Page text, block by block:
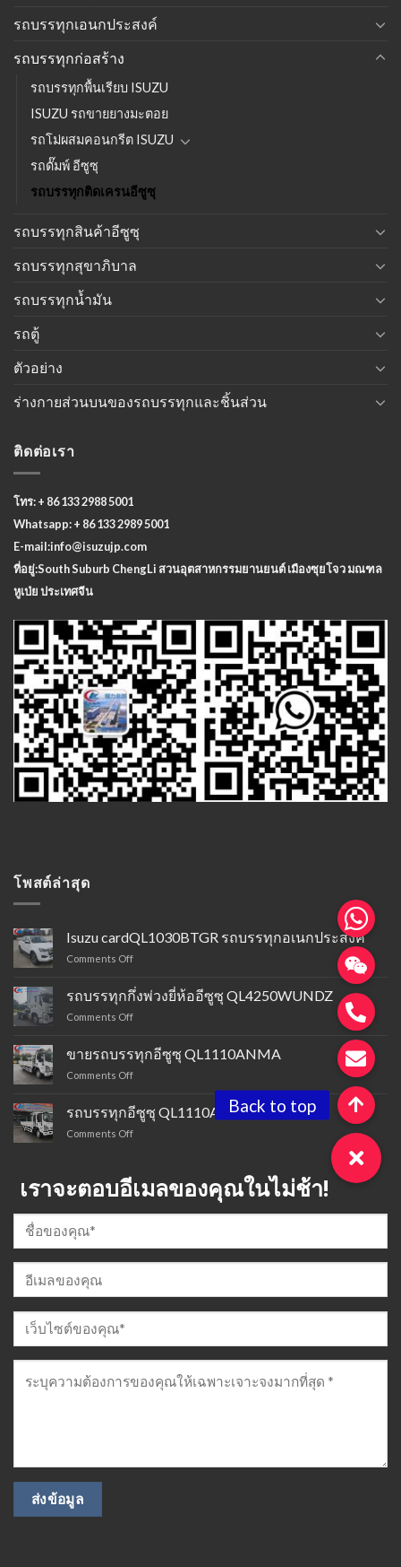
รถบรรทุกเอนกประสงค์
รถบรรทุกก่อสร้าง
รถบรรทุกพื้นเรียบ ISUZU
ISUZU รถขายยางมะตอย
รถโม่ผสมคอนกรีต ISUZU
รถดั๊มพ์ อีซูซุ
รถบรรทุกติดเครนอีซูซุ
รถบรรทุกสินค้าอีซูซุ
รถบรรทุกสุขาภิบาล
รถบรรทุกน้ำมัน
รถตู้
ตัวอย่าง
ร่างกายส่วนบนของรถบรรทุกและชิ้นส่วน
ติดต่อเรา
โทร: + 86 133 2988 5001
Whatsapp: + 86 133 2989 5001
E-mail:info@isuzujp.com
ที่อยู่:South Suburb ChengLiสวนอุตสาหกรรมยานยนต์ เมืองซุยโจว มณฑล
หูเป่ย ประเทศจีน
โพสต์ล่าสุด
Isuzu cardQL1030BTGR รถบรรทุกอเนกประสงค์
Comments Offบน
บรรทุก
อเนกประสงค์
Isuzu
QL1030BTGR
รถบรรทุกกึ่งพ่วงยี่ห้ออีซูซุ QL4250WUNDZ
Comments Offบน
บรรทุก
พ่วง
กึ่ง
ยี่ห้อ
Isuzu
ขายรถบรรทุกอีซูซุ QL1110ANMA
Comments Offขาย
บรรทุก
Isuzu
QL1110ANMA
รถบรรทุกอีซูซุ QL1110ANLA
Comments Offบน
Isuzu
เราจะตอบอีเมลของคุณในไม่ช้า!